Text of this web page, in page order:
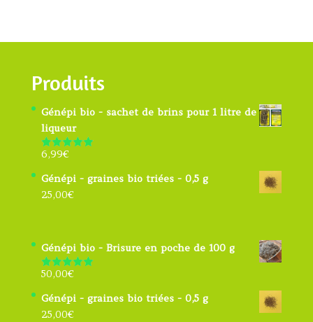
Produits
Génépi bio - sachet de brins pour 1 litre de
liqueur
Note4.91
6,99€
Génépi - graines bio triées - 0,5 g
25,00€
Génépi bio - Brisure en poche de 100 g
Note5.00
50,00€
Génépi - graines bio triées - 0,5 g
25,00€